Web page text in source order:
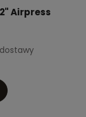
Airpress